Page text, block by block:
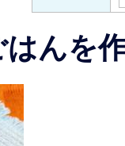
んを